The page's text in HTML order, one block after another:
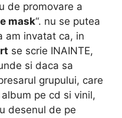
de promovare a
mask“. nu se putea
am invatat ca, in
se scrie INAINTE,
si daca sa
grupului, care
pe cd si vinil,
desenul de pe